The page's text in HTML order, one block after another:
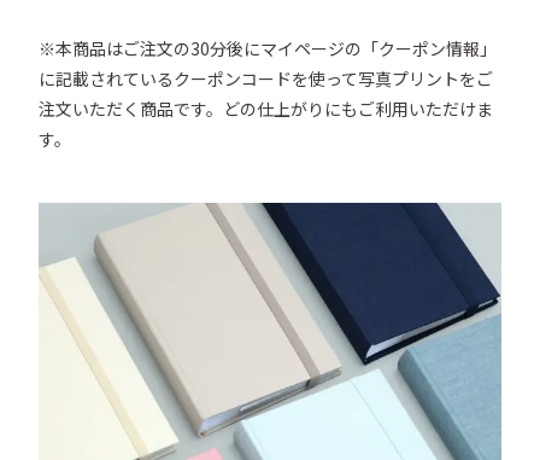
※本商品はご注文の30分後にマイページの「クーポン情報」
に記載されているクーポンコードを使って写真プリントをご
注文いただく商品です。どの仕上がりにもご利用いただけま
す。